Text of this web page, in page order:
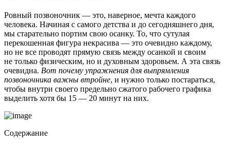
Ровный позвоночник — это, наверное, мечта каждого
человека. Начиная с самого детства и до сегодняшнего дня,
мы старательно портим свою осанку. То, что сутулая
перекошенная фигура некрасива — это очевидно каждому,
но не все проводят прямую связь между осанкой и своим
не только физическим, но и духовным здоровьем. А эта связь
очевидна. Вот почему упражнения для выпрямления
позвоночника важны втройне, и нужно только постараться,
чтобы внутри своего предельно сжатого рабочего графика
выделить хотя бы 15 — 20 минут на них.
Содержание